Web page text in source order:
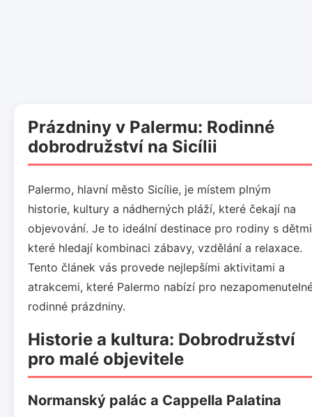
Prázdniny v Palermu: Rodinné
dobrodružství na Sicílii
Palermo, hlavní město Sicílie, je místem plným
historie, kultury a nádherných pláží, které čekají na
objevování. Je to ideální destinace pro rodiny s
které hledají kombinaci zábavy, vzdělání a relaxace.
Tento článek vás provede nejlepšími aktivitami a
atrakcemi, které Palermo nabízí pro
rodinné prázdniny.
Historie a kultura: Dobrodružství
pro malé objevitele
Normanský palác a Cappella Palatina